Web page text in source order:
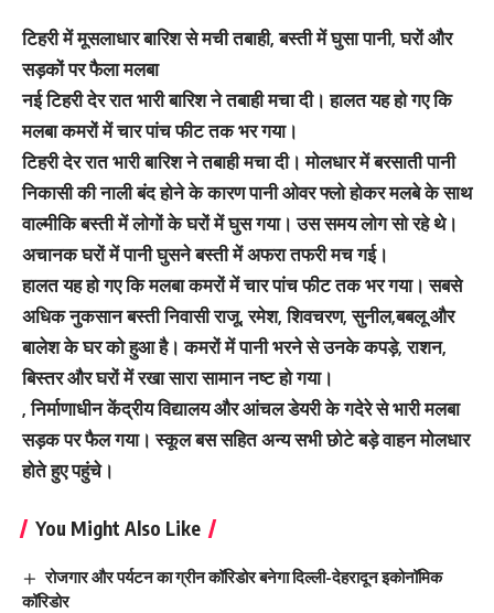
टिहरी में मूसलाधार बारिश से मची तबाही, बस्ती में घुसा पानी, घरों और
सड़कों पर फैला मलबा
नई टिहरी देर रात भारी बारिश ने तबाही मचा दी। हालत यह हो गए कि
मलबा कमरों में चार पांच फीट तक भर गया।
टिहरी देर रात भारी बारिश ने तबाही मचा दी। मोलधार में बरसाती पानी
निकासी की नाली बंद होने के कारण पानी ओवर फ्लो होकर मलबे के साथ
वाल्मीकि बस्ती में लोगों के घरों में घुस गया। उस समय लोग सो रहे थे।
अचानक घरों में पानी घुसने बस्ती में अफरा तफरी मच गई।
हालत यह हो गए कि मलबा कमरों में चार पांच फीट तक भर गया। सबसे
अधिक नुकसान बस्ती निवासी राजू, रमेश, शिवचरण, सुनील,बबलू और
बालेश के घर को हुआ है। कमरों में पानी भरने से उनके कपड़े, राशन,
बिस्तर और घरों में रखा सारा सामान नष्ट हो गया।
, निर्माणाधीन केंद्रीय विद्यालय और आंचल डेयरी के गदेरे से भारी मलबा
सड़क पर फैल गया। स्कूल बस सहित अन्य सभी छोटे बड़े वाहन मोलधार
होते हुए पहुंचे।
You Might Also Like
रोजगार और पर्यटन का ग्रीन कॉरिडोर बनेगा दिल्ली-देहरादून इकोनॉमिक
कॉरिडोर